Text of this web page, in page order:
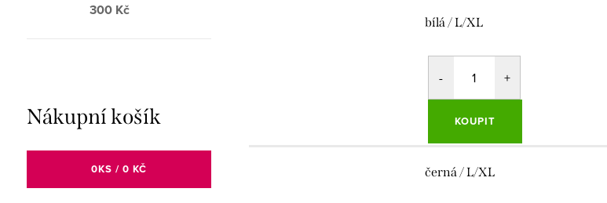
300 Kč
Nákupní košík
0KS / 0 KČ
bílá / L/XL
KOUPIT
černá / L/XL